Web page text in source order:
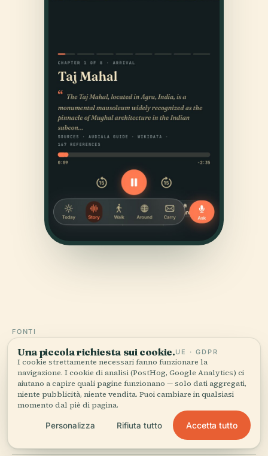
FONTI
Verificato,e mostrato.
Ricercata e scritta dal team editoriale di Audiala a
partire da documenti storici, archivi architettonici e
conoscenza del territorio.
Una piccola richiesta sui cookie.UE · GDPR
I cookie strettamente necessari fanno funzionare la
navigazione. I cookie di analisi (PostHog, Google Analytics) ci
aiutano a capire quali pagine funzionano — solo dati aggregati,
niente pubblicità, niente vendita. Puoi cambiare in qualsiasi
momento dal piè di pagina.
Personalizza Rifiuta tutto Accetta tutto